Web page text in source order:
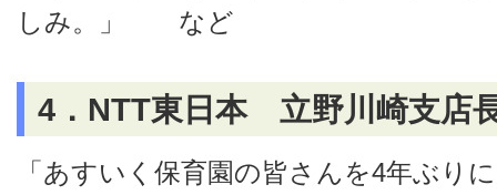
しみ。」 など
4．NTT東日本 立野川崎支店
「あすいく保育園の皆さんを4年ぶり